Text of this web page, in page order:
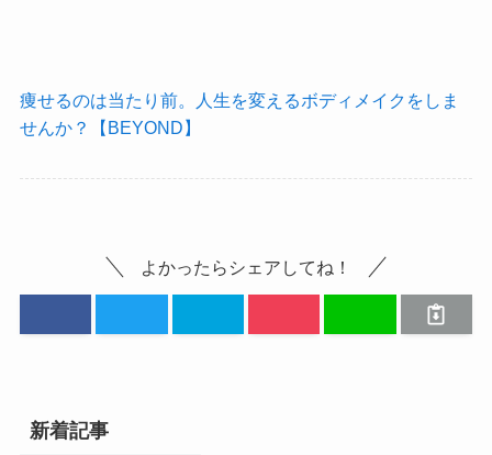
痩せるのは当たり前。人生を変えるボディメイクをしま
せんか？【BEYOND】
よかったらシェアしてね！
新着記事